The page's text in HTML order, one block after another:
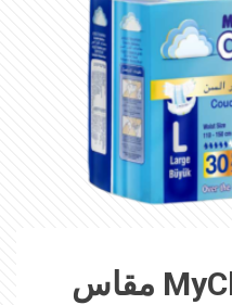
حفاضات MyCloud مقاس